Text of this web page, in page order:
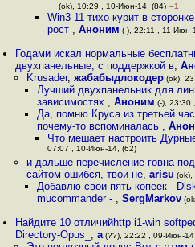
(ok), 10:29 , 10-Июн-14, (84) –1
Win3 11 тихо курит в
рост ,Аноним (-), 22:11 , 11-Июн-
Годами искал нормальные
двухпанельные, с поддержкой в,
Krusader, жабабыдлокодер(ok),
Лучший двухпанельник для
зависимостях , Аноним (-), 23:30
Да, помню Круса из третьей
почему-то вспоминалась ,
Что мешает настроить
07:07 , 10-Июн-14, (62)
и дальше перечисление говна
сайтом ошибся, твои не, arisu
Добавлю свои пять копеек -
mucommander - , SergMarkov
Найдите 10 отличийhttp i1-win
Directory-Opus_ ,a (??), 22:22 , 09-Июн-